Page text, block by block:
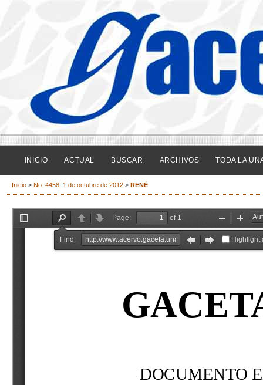
INICIO ACTUAL BUSCAR ARCHIVOS TODA LA
Inicio > No. 4458, 1 de octubre de 2012 > RENÉ